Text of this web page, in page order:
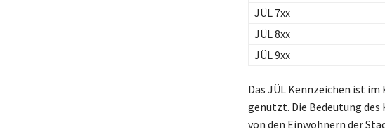
JÜL 7xx
JÜL 8xx
JÜL 9xx
Das JÜL Kennzeichen ist
genutzt. Die Bedeutung
von den Einwohnern der